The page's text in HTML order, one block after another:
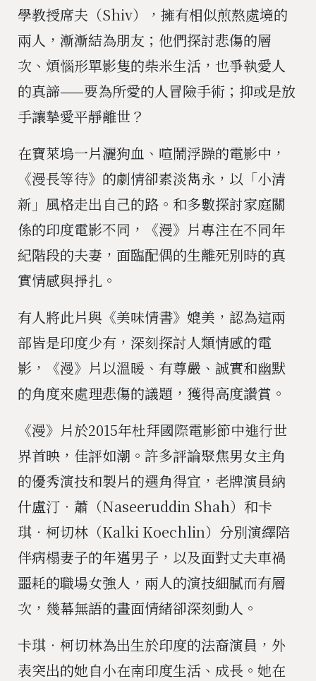
學教授席夫（Shiv），擁有相似煎熬處境的
兩人，漸漸結為朋友；他們探討悲傷的層
次、煩惱形單影隻的柴米生活，也爭執愛人
的真諦——要為所愛的人冒險手術；抑或是放
手讓摯愛平靜離世？
在寶萊塢一片灑狗血、喧鬧浮躁的電影中，
《漫長等待》的劇情卻素淡雋永，以「小清
新」風格走出自己的路。和多數探討家庭關
係的印度電影不同，《漫》片專注在不同年
紀階段的夫妻，面臨配偶的生離死別時的真
實情感與掙扎。
有人將此片與《美味情書》媲美，認為這兩
部皆是印度少有，深刻探討人類情感的電
影，《漫》片以溫暖、有尊嚴、誠實和幽默
的角度來處理悲傷的議題，獲得高度讚賞。
《漫》片於2015年杜拜國際電影節中進行世
界首映，佳評如潮。許多評論聚焦男女主角
的優秀演技和製片的選角得宜，老牌演員納
什盧汀‧蕭（Naseeruddin Shah）和卡
琪‧柯切林（Kalki Koechlin）分別演繹陪
伴病榻妻子的年邁男子，以及面對丈夫車禍
噩耗的職場女強人，兩人的演技細膩而有層
次，幾幕無語的畫面情緒卻深刻動人。
卡琪‧柯切林為出生於印度的法裔演員，外
表突出的她自小在南印度生活、成長。她在